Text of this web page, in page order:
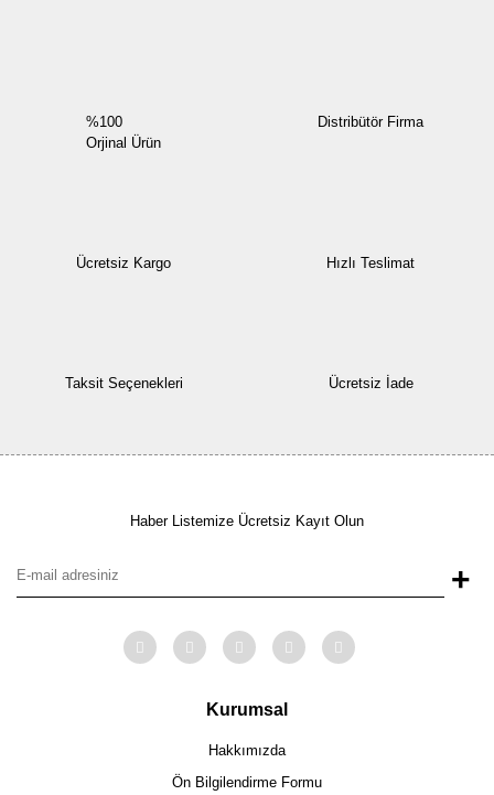
%100
Orjinal Ürün
Distribütör Firma
Ücretsiz Kargo Hızlı Teslimat
Taksit Seçenekleri Ücretsiz İade
Haber Listemize Ücretsiz Kayıt Olun
+
Kurumsal
Hakkımızda
Ön Bilgilendirme Formu